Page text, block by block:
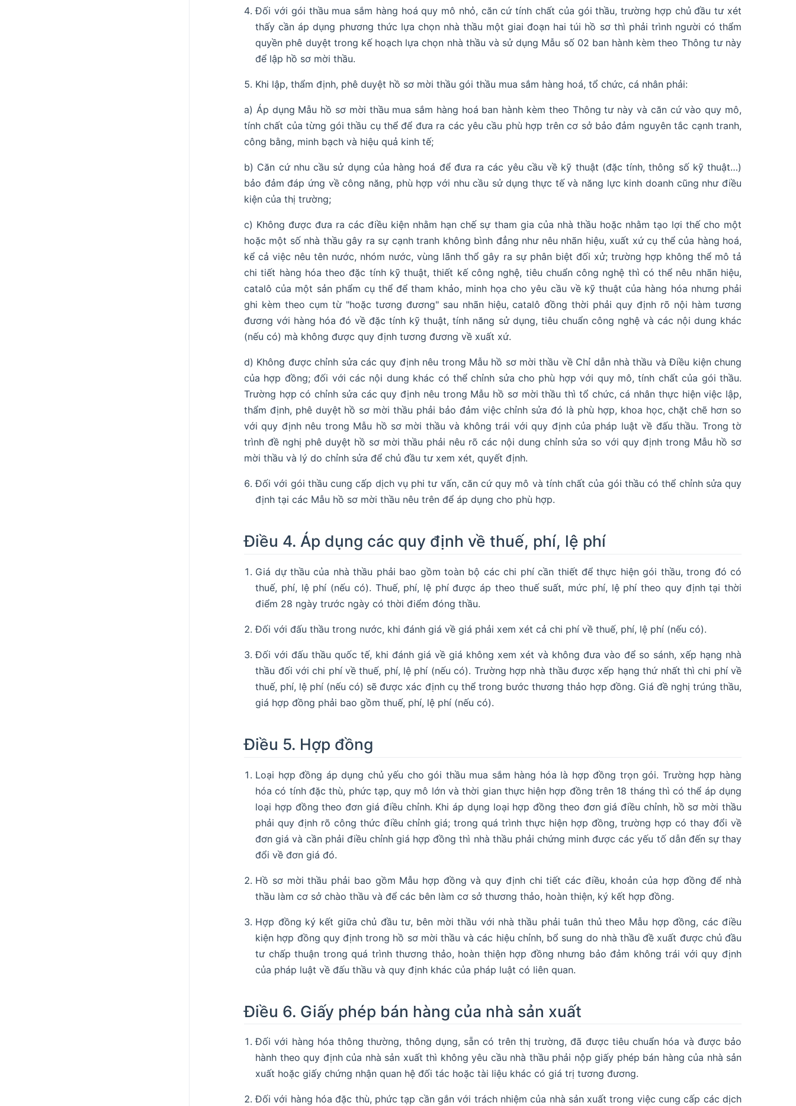
Đối với gói thầu mua sắm hàng hoá quy mô nhỏ, căn cứ tính chất của gói thầu, trường hợp chủ đầu tư xét
thấy cần áp dụng phương thức lựa chọn nhà thầu một giai đoạn hai túi hồ sơ thì phải trình người có thẩm
quyền phê duyệt trong kế hoạch lựa chọn nhà thầu và sử dụng Mẫu số 02 ban hành kèm theo Thông tư này
để lập hồ sơ mời thầu.
Khi lập, thẩm định, phê duyệt hồ sơ mời thầu gói thầu mua sắm hàng hoá, tổ chức, cá nhân phải:
a) Áp dụng Mẫu hồ sơ mời thầu mua sắm hàng hoá ban hành kèm theo Thông tư này và căn cứ vào quy mô,
tính chất của từng gói thầu cụ thể để đưa ra các yêu cầu phù hợp trên cơ sở bảo đảm nguyên tắc cạnh tranh,
công bằng, minh bạch và hiệu quả kinh tế;
b) Căn cứ nhu cầu sử dụng của hàng hoá để đưa ra các yêu cầu về kỹ thuật (đặc tính, thông số kỹ thuật…)
bảo đảm đáp ứng về công năng, phù hợp với nhu cầu sử dụng thực tế và năng lực kinh doanh cũng như điều
kiện của thị trường;
c) Không được đưa ra các điều kiện nhằm hạn chế sự tham gia của nhà thầu hoặc nhằm tạo lợi thế cho một
hoặc một số nhà thầu gây ra sự cạnh tranh không bình đẳng như nêu nhãn hiệu, xuất xứ cụ thể của hàng hoá,
kể cả việc nêu tên nước, nhóm nước, vùng lãnh thổ gây ra sự phân biệt đối xử; trường hợp không thể mô tả
chi tiết hàng hóa theo đặc tính kỹ thuật, thiết kế công nghệ, tiêu chuẩn công nghệ thì có thể nêu nhãn hiệu,
catalô của một sản phẩm cụ thể để tham khảo, minh họa cho yêu cầu về kỹ thuật của hàng hóa nhưng phải
ghi kèm theo cụm từ "hoặc tương đương" sau nhãn hiệu, catalô đồng thời phải quy định rõ nội hàm tương
đương với hàng hóa đó về đặc tính kỹ thuật, tính năng sử dụng, tiêu chuẩn công nghệ và các nội dung khác
(nếu có) mà không được quy định tương đương về xuất xứ.
d) Không được chỉnh sửa các quy định nêu trong Mẫu hồ sơ mời thầu về Chỉ dẫn nhà thầu và Điều kiện chung
của hợp đồng; đối với các nội dung khác có thể chỉnh sửa cho phù hợp với quy mô, tính chất của gói thầu.
Trường hợp có chỉnh sửa các quy định nêu trong Mẫu hồ sơ mời thầu thì tổ chức, cá nhân thực hiện việc lập,
thẩm định, phê duyệt hồ sơ mời thầu phải bảo đảm việc chỉnh sửa đó là phù hợp, khoa học, chặt chẽ hơn so
với quy định nêu trong Mẫu hồ sơ mời thầu và không trái với quy định của pháp luật về đấu thầu. Trong tờ
trình đề nghị phê duyệt hồ sơ mời thầu phải nêu rõ các nội dung chỉnh sửa so với quy định trong Mẫu hồ sơ
mời thầu và lý do chỉnh sửa để chủ đầu tư xem xét, quyết định.
Đối với gói thầu cung cấp dịch vụ phi tư vấn, căn cứ quy mô và tính chất của gói thầu có thể chỉnh sửa quy
định tại các Mẫu hồ sơ mời thầu nêu trên để áp dụng cho phù hợp.
Điều 4. Áp dụng các quy định về thuế, phí, lệ phí
Giá dự thầu của nhà thầu phải bao gồm toàn bộ các chi phí cần thiết để thực hiện gói thầu, trong đó có
thuế, phí, lệ phí (nếu có). Thuế, phí, lệ phí được áp theo thuế suất, mức phí, lệ phí theo quy định tại thời
điểm 28 ngày trước ngày có thời điểm đóng thầu.
Đối với đấu thầu trong nước, khi đánh giá về giá phải xem xét cả chi phí về thuế, phí, lệ phí (nếu có).
Đối với đấu thầu quốc tế, khi đánh giá về giá không xem xét và không đưa vào để so sánh, xếp hạng nhà
thầu đối với chi phí về thuế, phí, lệ phí (nếu có). Trường hợp nhà thầu được xếp hạng thứ nhất thì chi phí về
thuế, phí, lệ phí (nếu có) sẽ được xác định cụ thể trong bước thương thảo hợp đồng. Giá đề nghị trúng thầu,
giá hợp đồng phải bao gồm thuế, phí, lệ phí (nếu có).
Điều 5. Hợp đồng
Loại hợp đồng áp dụng chủ yếu cho gói thầu mua sắm hàng hóa là hợp đồng trọn gói. Trường hợp hàng
hóa có tính đặc thù, phức tạp, quy mô lớn và thời gian thực hiện hợp đồng trên 18 tháng thì có thể áp dụng
loại hợp đồng theo đơn giá điều chỉnh. Khi áp dụng loại hợp đồng theo đơn giá điều chỉnh, hồ sơ mời thầu
phải quy định rõ công thức điều chỉnh giá; trong quá trình thực hiện hợp đồng, trường hợp có thay đổi về
đơn giá và cần phải điều chỉnh giá hợp đồng thì nhà thầu phải chứng minh được các yếu tố dẫn đến sự thay
đổi về đơn giá đó.
Hồ sơ mời thầu phải bao gồm Mẫu hợp đồng và quy định chi tiết các điều, khoản của hợp đồng để nhà
thầu làm cơ sở chào thầu và để các bên làm cơ sở thương thảo, hoàn thiện, ký kết hợp đồng.
Hợp đồng ký kết giữa chủ đầu tư, bên mời thầu với nhà thầu phải tuân thủ theo Mẫu hợp đồng, các điều
kiện hợp đồng quy định trong hồ sơ mời thầu và các hiệu chỉnh, bổ sung do nhà thầu đề xuất được chủ đầu
tư chấp thuận trong quá trình thương thảo, hoàn thiện hợp đồng nhưng bảo đảm không trái với quy định
của pháp luật về đấu thầu và quy định khác của pháp luật có liên quan.
Điều 6. Giấy phép bán hàng của nhà sản xuất
Đối với hàng hóa thông thường, thông dụng, sẵn có trên thị trường, đã được tiêu chuẩn hóa và được bảo
hành theo quy định của nhà sản xuất thì không yêu cầu nhà thầu phải nộp giấy phép bán hàng của nhà sản
xuất hoặc giấy chứng nhận quan hệ đối tác hoặc tài liệu khác có giá trị tương đương.
Đối với hàng hóa đặc thù, phức tạp cần gắn với trách nhiệm của nhà sản xuất trong việc cung cấp các dịch